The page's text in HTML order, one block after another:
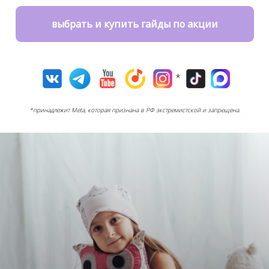
выбрать и купить гайды по акции
*
*принадлежит Meta, которая признана в РФ экстремистской и запрещена.